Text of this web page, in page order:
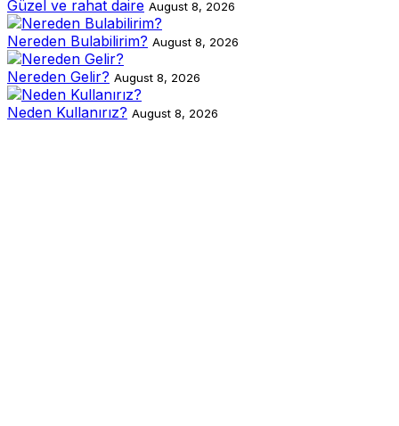
Güzel ve rahat daire August 8, 2026
Nereden Bulabilirim? August 8, 2026
Nereden Gelir? August 8, 2026
Neden Kullanırız? August 8, 2026